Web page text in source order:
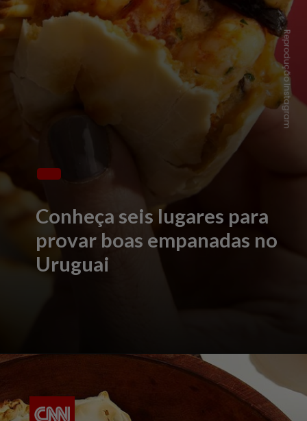
Conheça seis lugares para
provar boas empanadas no
Uruguai
Reprodução Instagram